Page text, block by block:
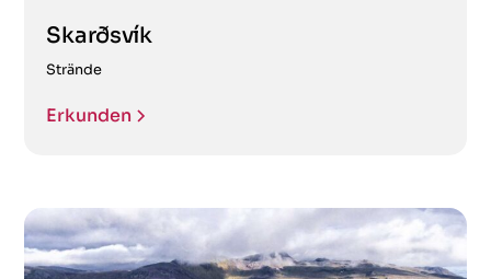
Skarðsvík
Strände
Erkunden